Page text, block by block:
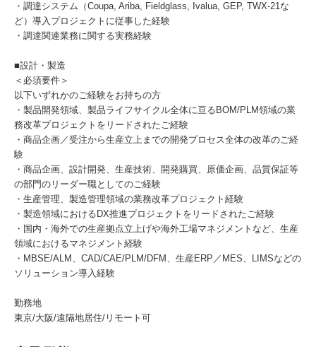
・調達システム（Coupa, Ariba, Fieldglass, Ivalua, GEP, TWX-21な
ど）導入プロジェクトに従事した経験
・調達関連業務に関する実務経験
■設計・製造
＜必須要件＞
以下いずれかのご経験をお持ちの方
・製品開発領域、製品ライフサイクル全体に亘るBOM/PLM領域の業
務改革プロジェクトをリードされたご経験
・商品企画／受注から生産立上までの開発プロセス全体の改革のご経
験
・商品企画、設計開発、生産技術、開発購買、原価企画、品質保証等
の部門のリーダー職としてのご経験
・生産管理、製造管理領域の業務改革プロジェクト経験
・製造領域におけるDX推進プロジェクトをリードされたご経験
・国内・海外での生産拠点立上げや海外工場マネジメントなど、生産
領域におけるマネジメント経験
・MBSE/ALM、CAD/CAE/PLM/DFM、生産ERP／MES、LIMSなどの
ソリューション導入経験
勤務地
東京/大阪/遠隔地居住/リモート可